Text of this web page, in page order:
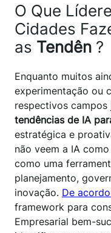
O Que
Cidades
as Tendên ?
Enquanto muitos
experimentação ou
respectivos campos
tendências de IA
estratégica e
não veem a IA
como uma
planejamento,
inovação. De
framework para
Empresarial bem-